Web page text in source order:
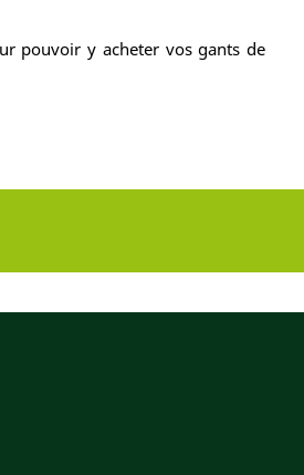
pouvoir y acheter vos gants de